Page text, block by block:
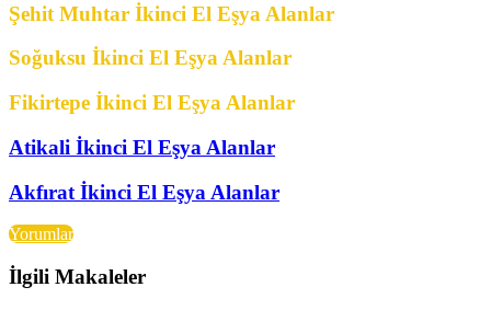
Şehit Muhtar İkinci El Eşya Alanlar
Soğuksu İkinci El Eşya Alanlar
Fikirtepe İkinci El Eşya Alanlar
Atikali İkinci El Eşya Alanlar
Akfırat İkinci El Eşya Alanlar
Yorumlar
İlgili Makaleler